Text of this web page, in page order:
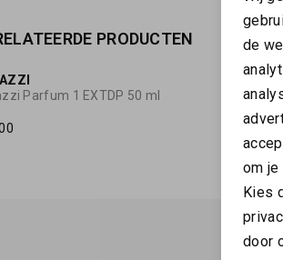
PRODUCTEN
Parfum 1 EXTDP 50 ml
FUGAZZI
205,00
de
om je
Kies
door